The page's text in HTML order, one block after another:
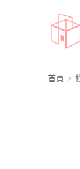
首頁